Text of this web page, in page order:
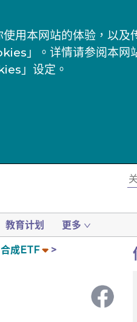
用本网站的体验，以及
」。详情请参阅本网
」设定。
教育计划 更多
合成ETF